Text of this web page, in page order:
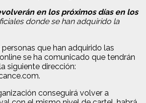
en los próximos días en los
donde se han adquirido la
que han adquirido las
se ha comunicado que tendrán
siguiente dirección:
conseguirá volver a